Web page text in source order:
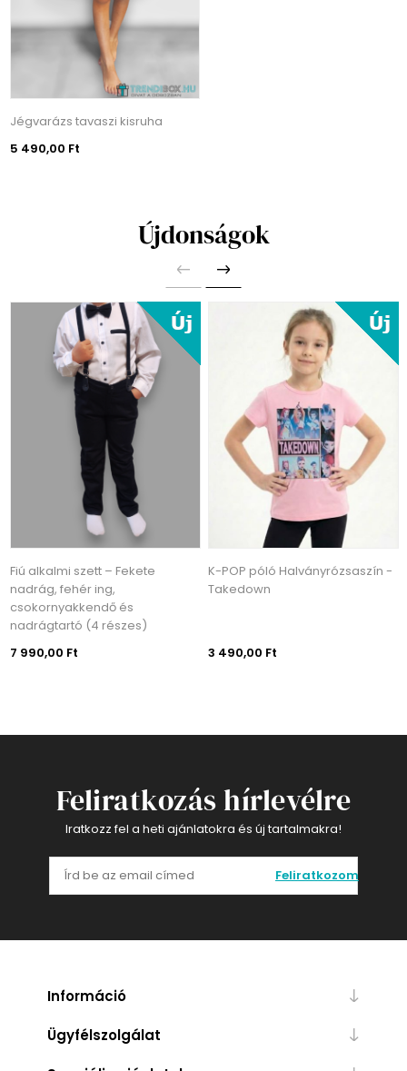
Jégvarázs tavaszi kisruha
5 490,00 Ft
Újdonságok
Fiú alkalmi szett – Fekete
nadrág, fehér ing,
csokornyakkendő és
nadrágtartó (4 részes)
7 990,00 Ft
K-POP póló Halványrózsaszín -
Takedown
3 490,00 Ft
Feliratkozás hírlevélre
Iratkozz fel a heti ajánlatokra és új tartalmakra!
Feliratkozom
Információ
Ügyfélszolgálat